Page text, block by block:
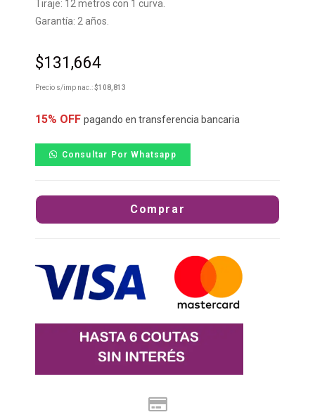
Tiraje: 12 metros con 1 curva.
Garantía: 2 años.
$131,664
Precio s/imp nac.:$108,813
15% OFF pagando en transferencia bancaria
Consultar Por Whatsapp
Comprar